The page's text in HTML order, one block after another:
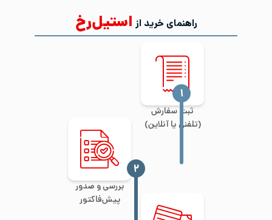
راهنمای خرید از استیل‌رخ
ثبت سفارش
(تلفنی یا آنلاین)
‍۱
بررسی و صدور
پیش‌فاکتور
‍۲